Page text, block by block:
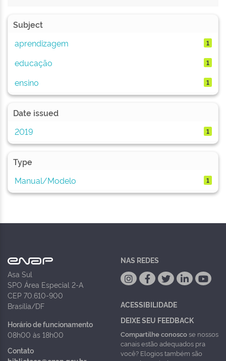
Subject
aprendizagem
1
educação 1
ensino 1
Date issued
2019
1
Type
Manual/Modelo
1
Asa Sul
SPO Área Especial 2-A
CEP 70.610-900
Brasília/DF
Horário de funcionamento
08h00 às 18h00
Contato
NAS REDES
ACESSIBILIDADE
DEIXE SEU FEEDBACK
Compartilhe conoscose nossos
canais estão adequados pra
você? Elogios também são